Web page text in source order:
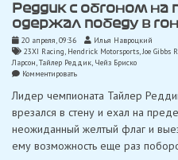
Реддик с обгоном на
одержал победу в
20 апреля, 09:36
Илья Навроцкий
23XI Racing, Hendrick Motorsports,Joe Gibbs
Ларсон,Тайлер Реддик, Чейз Бриско
Комментироватьon
с
на
последнем
одержал
Лидер чемпионата Тайлер
врезался в стену и ехал на
неожиданный желтый флаг и
ему возможность еще раз